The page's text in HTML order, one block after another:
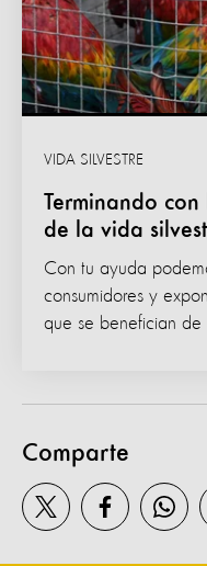
Terminando
de la vida
VIDA SILVESTRE
Con tu ayuda
consumidores y
que se benefician de
Comparte